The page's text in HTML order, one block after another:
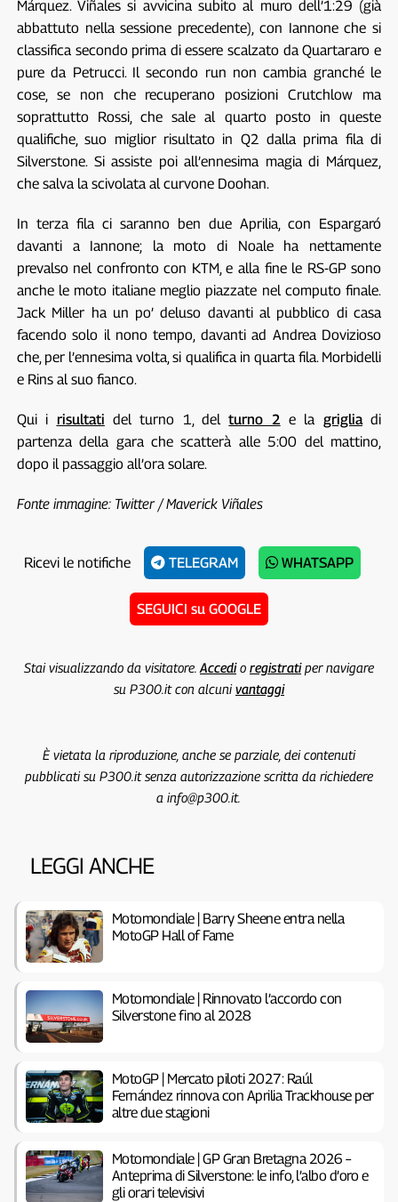
Márquez. Viñales si avvicina subito al muro dell’1:29 (già
abbattuto nella sessione precedente), con Iannone che si
classifica secondo prima di essere scalzato da Quartararo e
pure da Petrucci. Il secondo run non cambia granché le
cose, se non che recuperano posizioni Crutchlow ma
soprattutto Rossi, che sale al quarto posto in queste
qualifiche, suo miglior risultato in Q2 dalla prima fila di
Silverstone. Si assiste poi all’ennesima magia di Márquez,
che salva la scivolata al curvone Doohan.
In terza fila ci saranno ben due Aprilia, con Espargaró
davanti a Iannone; la moto di Noale ha nettamente
prevalso nel confronto con KTM, e alla fine le RS-GP sono
anche le moto italiane meglio piazzate nel computo finale.
Jack Miller ha un po’ deluso davanti al pubblico di casa
facendo solo il nono tempo, davanti ad Andrea Dovizioso
che, per l’ennesima volta, si qualifica in quarta fila. Morbidelli
e Rins al suo fianco.
Qui i risultati del turno 1, delturno 2 e la grigliadi
partenza della gara che scatterà alle 5:00 del mattino,
dopo il passaggio all’ora solare.
Fonte immagine: Twitter / Maverick Viñales
Ricevi le notifiche TELEGRAM WHATSAPP
SEGUICI su GOOGLE
Stai visualizzando da visitatore. Accedio registratiper navigare
su P300.it con alcunivantaggi
È vietata la riproduzione, anche se parziale, dei contenuti
pubblicati su P300.it senza autorizzazione scritta da richiedere
a info@p300.it.
LEGGI ANCHE
Motomondiale | Barry Sheene entra nella
MotoGP Hall of Fame
Motomondiale | Rinnovato l’accordo con
Silverstone fino al 2028
MotoGP | Mercato piloti 2027: Raúl
Fernández rinnova con Aprilia Trackhouse per
altre due stagioni
Motomondiale | GP Gran Bretagna 2026 –
Anteprima di Silverstone: le info, l’albo d’oro e
gli orari televisivi